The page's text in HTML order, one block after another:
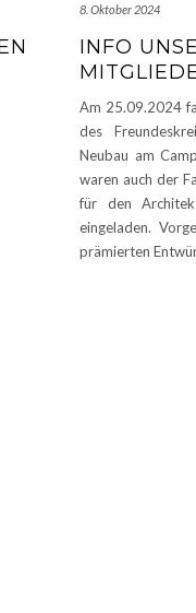
8. Oktober 2024
INFO
Am 25.09.2024
des
Neubau am
waren auch der
für den
eingeladen.
prämierten